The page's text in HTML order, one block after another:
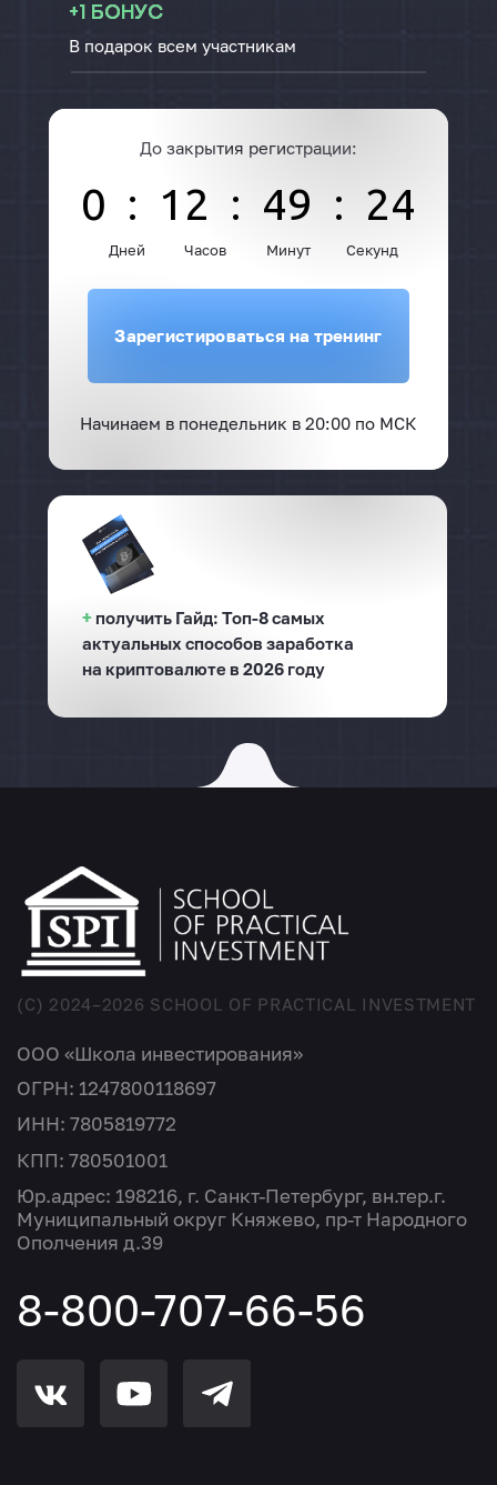
В подарок всем участникам
+1 бонус
0 00 00 00
До закрытия регистрации:
Дней Часов Минут Секунд
Начинаем в понедельник в 20:00 по МСК
Зарегистироваться на тренинг
+получить Гайд: Топ-8 самых
актуальных способов заработка
на криптовалюте в 2026 году
0 : 12 : 49 : 23